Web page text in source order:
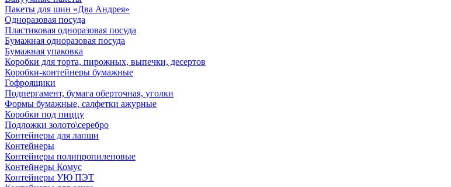
Пакеты для шин «Два Андрея»
Одноразовая посуда
Пластиковая одноразовая посуда
Бумажная одноразовая посуда
Бумажная упаковка
Коробки для торта, пирожных, выпечки, десертов
Коробки-контейнеры бумажные
Гофроящики
Подпергамент, бумага оберточная, уголки
Формы бумажные, салфетки ажурные
Коробки под пиццу
Подложки золото\серебро
Контейнеры для лапши
Контейнеры
Контейнеры полипропиленовые
Контейнеры Комус
Контейнеры УЮ ПЭТ